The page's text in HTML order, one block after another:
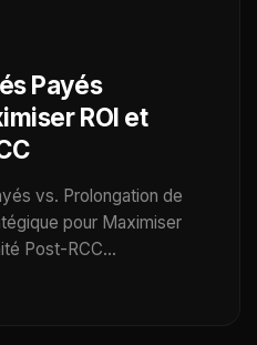
Payés
ROI et
vs. Prolongation de
pour Maximiser
Post-RCC…